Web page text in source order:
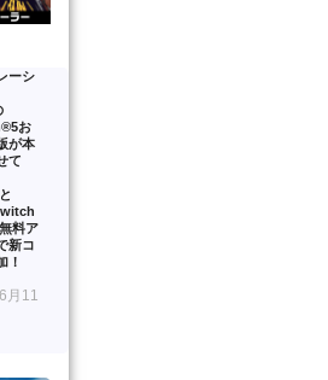
ーシ
お
が本
て
料ア
新コ
！
月11